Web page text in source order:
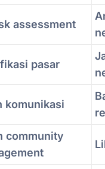
assessment
pasar
komunikasi
community